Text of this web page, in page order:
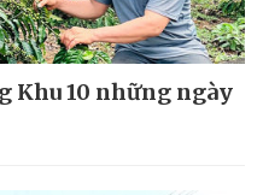
Khu 10 những ngày